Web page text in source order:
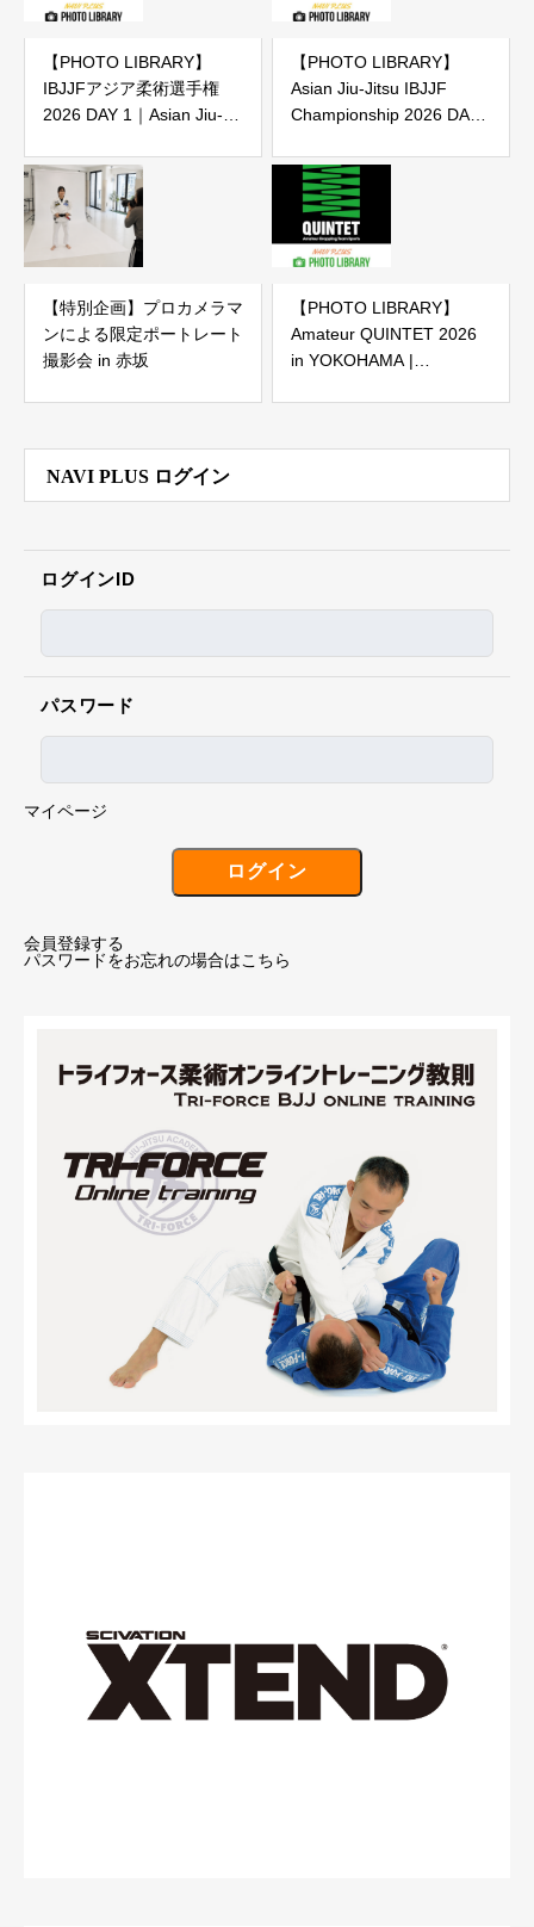
【PHOTO LIBRARY】
IBJJFアジア柔術選手権
2026 DAY 1｜Asian Jiu-
2026 DAY 1（IBJJF主催大
会）
【PHOTO LIBRARY】
Asian Jiu-Jitsu IBJJF
Championship 2026 DAY
【特別企画】プロカメラマ
ンによる限定ポートレート
撮影会 in 赤坂
【PHOTO LIBRARY】
Amateur QUINTET 2026
in YOKOHAMA |
NAVI PLUS ログイン
ログインID
パスワード
マイページ
会員登録する
パスワードをお忘れの場合はこちら